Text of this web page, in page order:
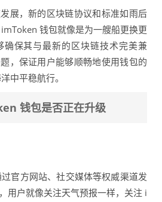
发展，新的区块链协议和标准如雨后
imToken 钱包就像是为一艘船更换更
确保其与最新的区块链技术完美兼
，保证用户能够顺畅地使用钱包的
中平稳航行。
钱包是否正在升级
官方网站、社交媒体等权威渠道发
用户就像关注天气预报一样，关注 i